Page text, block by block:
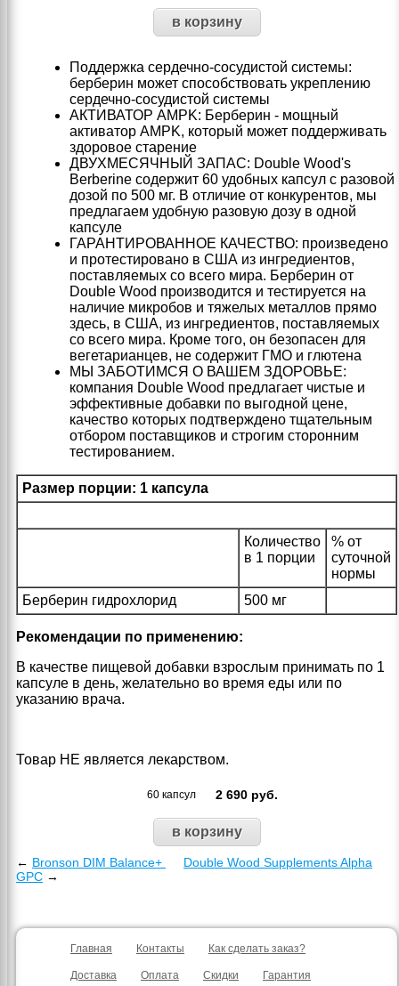
Поддержка сердечно-сосудистой системы:
берберин может способствовать укреплению
сердечно-сосудистой системы
АКТИВАТОР AMPK: Берберин - мощный
активатор AMPK, который может поддерживать
здоровое старение
ДВУХМЕСЯЧНЫЙ ЗАПАС: Double Wood's
Berberine содержит 60 удобных капсул с разовой
дозой по 500 мг. В отличие от конкурентов, мы
предлагаем удобную разовую дозу в одной
капсуле
ГАРАНТИРОВАННОЕ КАЧЕСТВО: произведено
и протестировано в США из ингредиентов,
поставляемых со всего мира. Берберин от
Double Wood производится и тестируется на
наличие микробов и тяжелых металлов прямо
здесь, в США, из ингредиентов, поставляемых
со всего мира. Кроме того, он безопасен для
вегетарианцев, не содержит ГМО и глютена
МЫ ЗАБОТИМСЯ О ВАШЕМ ЗДОРОВЬЕ:
компания Double Wood предлагает чистые и
эффективные добавки по выгодной цене,
качество которых подтверждено тщательным
отбором поставщиков и строгим сторонним
тестированием.
Размер порции: 1 капсула
Количество
в 1 порции
% от
суточной
нормы
Берберин гидрохлорид
500 мг
Рекомендации по применению:
В качестве пищевой добавки взрослым принимать по 1
капсуле в день, желательно во время еды или по
указанию врача.
Товар НЕ является лекарством.
60 капсул 2 690 руб.
← Bronson DIM Balance+
Double Wood Supplements Alpha
GPC →
Главная Контакты Как сделать заказ?
Доставка Оплата Скидки Гарантия